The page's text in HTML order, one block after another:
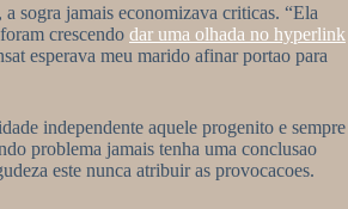
sogra jamais economizava criticas. “Ela
crescendo dar uma olhada no hyperlink
esperava meu marido afinar portao para
independente aquele progenito e sempre
problema jamais tenha uma conclusao
este nunca atribuir as provocacoes.